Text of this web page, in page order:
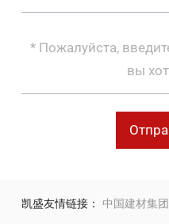
凯盛友情链接： 中国建材集团